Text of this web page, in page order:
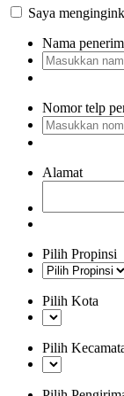
Saya
Nama
Nomor telp
Alamat
Pilih Propinsi
Pilih Kota
Pilih